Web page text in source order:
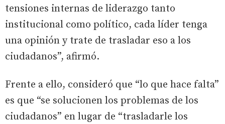
tensiones internas de liderazgo tanto
institucional como político, cada líder tenga
una opinión y trate de trasladar eso a los
ciudadanos”, afirmó.
Frente a ello, consideró que “lo que hace falta”
es que “se solucionen los problemas de los
ciudadanos” en lugar de “trasladarle los